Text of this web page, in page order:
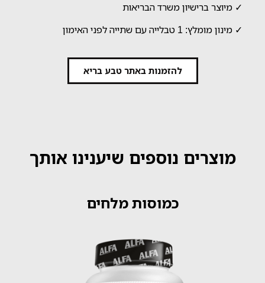
✓ מיוצר ברישיון משרד הבריאות
✓ מינון מומלץ: 1 טבלייה עם שתייה לפני האימון
להזמנות באתר טבע בריא
מוצרים נוספים שיענינו אותך
כמוסות מלחים